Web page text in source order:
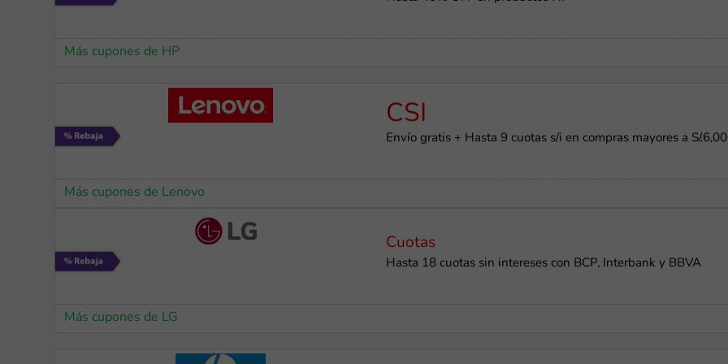
Más cupones de HP
CSI
Envío gratis + Hasta 9 cuotas s/i en compras mayores a S/
Más cupones de Lenovo
Cuotas
Hasta 18 cuotas sin intereses con BCP, Interbank y BBVA
Más cupones de LG